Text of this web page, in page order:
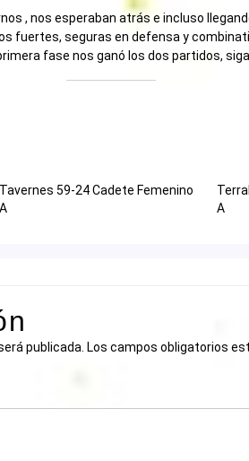
, nos esperaban atrás e incluso
fuertes, seguras en defensa y
fase nos ganó los dos partidos,
Tavernes 59-24 Cadete Femenino
A
A
publicada. Los campos obligatorios